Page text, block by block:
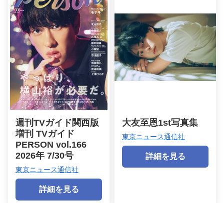
週刊TVガイド関西版
増刊 TVガイド
PERSON vol.166
2026年 7/30号
東京ニュース通信社
詳細を見る
大友至恩1st写真集
東京ニュース通信社
詳細を見る